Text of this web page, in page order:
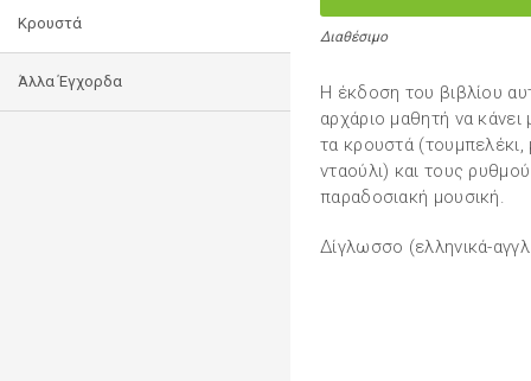
Κρουστά
Άλλα Έγχορδα
Διαθέσιμο
Η έκδοση του βιβλίου
αρχάριο μαθητή να
τα κρουστά (τουμπελέκι,
νταούλι) και τους
παραδοσιακή μουσική.
Δίγλωσσο (ελληνικά-